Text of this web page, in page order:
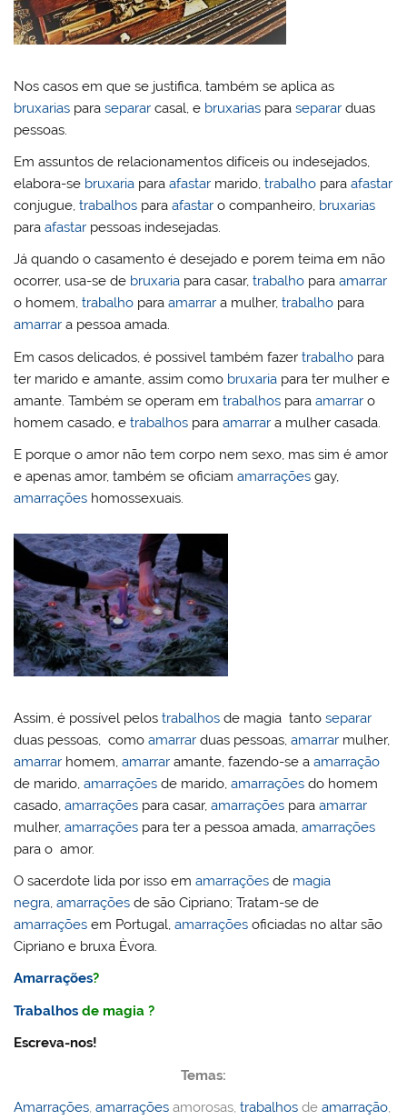
Nos casos em que se justifica, também se aplica as
bruxarias paraseparar casal, e bruxarias paraseparar duas
pessoas.
Em assuntos de relacionamentos difíceis ou indesejados,
elabora-se bruxaria paraafastar marido,trabalho paraafastar
conjugue,trabalhos paraafastar o companheiro, bruxarias
paraafastar pessoas indesejadas.
Já quando o casamento é desejado e porem teima em não
ocorrer, usa-se de bruxaria para casar,trabalho paraamarrar
o homem,trabalho paraamarrar a mulher,trabalho para
amarrar a pessoa amada.
Em casos delicados, é possivel também fazertrabalho para
ter marido e amante, assim como bruxaria para ter mulher e
amante. Também se operam emtrabalhos paraamarrar o
homem casado, etrabalhos paraamarrar a mulher casada.
E porque o amor não tem corpo nem sexo, mas sim é amor
e apenas amor, também se oficiamamarrações gay,
amarrações homossexuais.
Assim, é possível pelostrabalhos de magia tantoseparar
duas pessoas, comoamarrar duas pessoas,amarrar mulher,
amarrar homem,amarrar amante, fazendo-se aamarração
de marido,amarrações de marido,amarrações do homem
casado,amarrações para casar,amarrações paraamarrar
mulher,amarrações para ter a pessoa amada,amarrações
para o amor.
O sacerdote lida por isso emamarrações de magia
negra,amarrações de são Cipriano; Tratam-se de
amarrações em Portugal,amarrações oficiadas no altar são
Cipriano e bruxa Èvora.
Amarrações?
Trabalhos de magia ?
Escreva-nos!
Temas:
Amarrações,amarrações amorosas,trabalhos deamarração,